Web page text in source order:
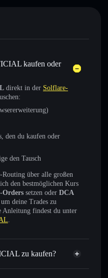
kaufen oder
direkt in der Solflare-
den du kaufen oder
den Tausch
über alle großen
den bestmöglichen Kurs
setzen oder DCA
deine Trades zu
Anleitung findest du unter
.
zu kaufen?
nicht